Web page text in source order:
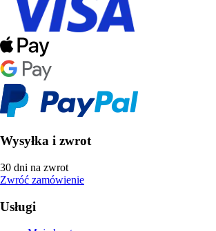
Wysyłka i zwrot
30 dni na zwrot
Zwróć zamówienie
Usługi